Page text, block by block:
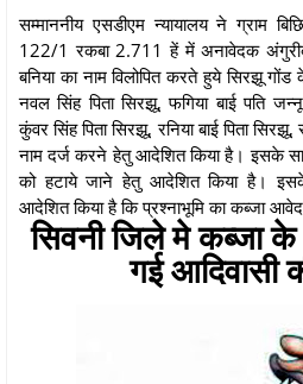
सम्माननीय एसडीएम न्यायालय ने ग्राम
122/1 रकबा 2.711 हें में अनावेदक
बनिया का नाम विलोपित करते हुये सिरझू गोंड
नवल सिंह पिता सिरझू, फगिया बाई पति
कुंवर सिंह पिता सिरझू, रनिया बाई पिता
नाम दर्ज करने हेतु आदेशित किया है। इसके
को हटाये जाने हेतु आदेशित किया है।
आदेशित किया है कि प्रश्नाभूमि का कब्जा
सिवनी जिले मे कब्जा
गई आदिवासी